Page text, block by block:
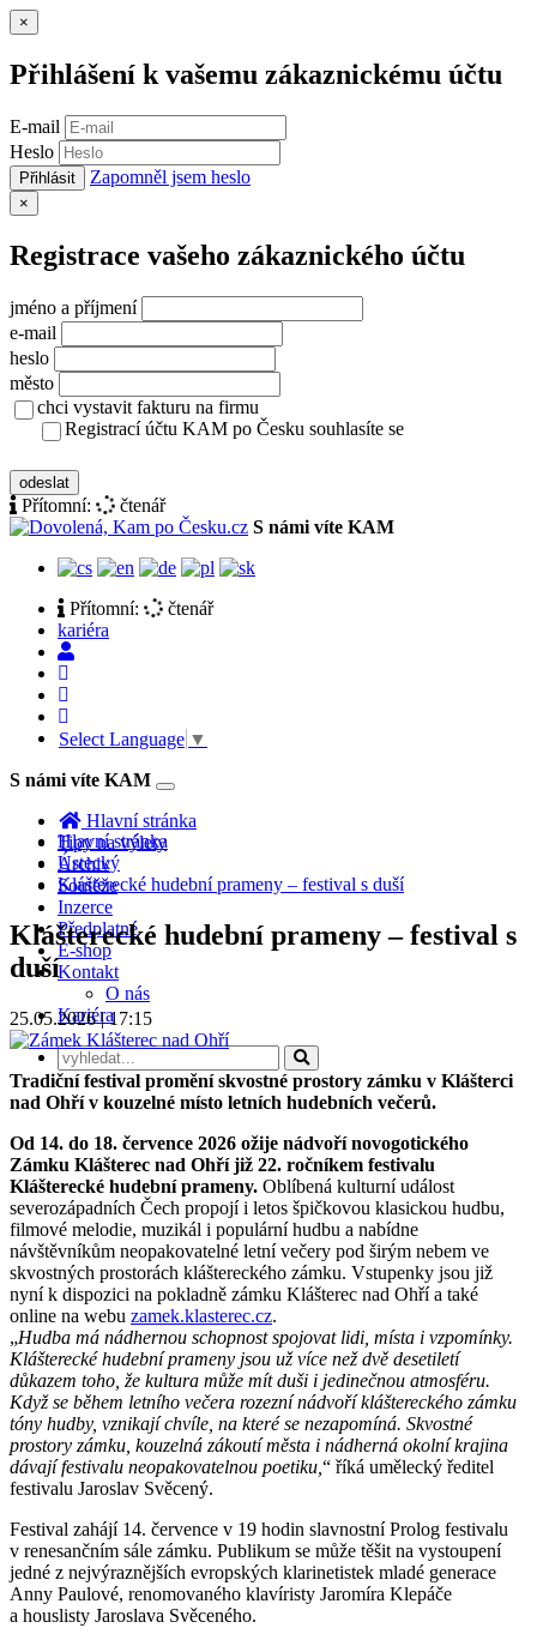
×
Přihlášení k vašemu zákaznickému účtu
E-mail
Heslo
Přihlásit Zapomněl jsem heslo
×
Registrace vašeho zákaznického účtu
jméno a příjmení
e-mail
heslo
město
chci vystavit fakturu na firmu
Registrací účtu KAM po Česku souhlasíte se
odeslat
Přítomní:
čtenář
S námi víte KAM
Přítomní:
čtenář
kariéra
Select Language ▼
S námi víte KAM
Toggle
navigation
Hlavní stránka
Tipy na výlety
Archiv
Soutěže
Inzerce
Předplatné
E-shop
Kontakt
O nás
Kariéra
Hlavní stránka
Ústecký
Klášterecké hudební prameny – festival s duší
Klášterecké hudební prameny – festival s
duší
25.05.2026 | 17:15
Tradiční festival promění skvostné prostory zámku v Klášterci
nad Ohří v kouzelné místo letních hudebních večerů.
Od 14. do 18. července 2026 ožije nádvoří novogotického
Zámku Klášterec nad Ohří již 22. ročníkem festivalu
Klášterecké hudební prameny. Oblíbená kulturní událost
severozápadních Čech propojí i letos špičkovou klasickou hudbu,
filmové melodie, muzikál i populární hudbu a nabídne
návštěvníkům neopakovatelné letní večery pod širým nebem ve
skvostných prostorách kláštereckého zámku. Vstupenky jsou již
nyní k dispozici na pokladně zámku Klášterec nad Ohří a také
online na webu zamek.klasterec.cz.
„Hudba má nádhernou schopnost spojovat lidi, místa i vzpomínky.
Klášterecké hudební prameny jsou už více než dvě desetiletí
důkazem toho, že kultura může mít duši i jedinečnou atmosféru.
Když se během letního večera rozezní nádvoří kláštereckého zámku
tóny hudby, vznikají chvíle, na které se nezapomíná. Skvostné
prostory zámku, kouzelná zákoutí města i nádherná okolní krajina
dávají festivalu neopakovatelnou poetiku, “ říká umělecký ředitel
festivalu Jaroslav Svěcený.
Festival zahájí 14. července v 19 hodin slavnostní Prolog festivalu
v renesančním sále zámku. Publikum se může těšit na vystoupení
jedné z nejvýraznějších evropských klarinetistek mladé generace
Anny Paulové, renomovaného klavíristy Jaromíra Klepáče
a houslisty Jaroslava Svěceného.